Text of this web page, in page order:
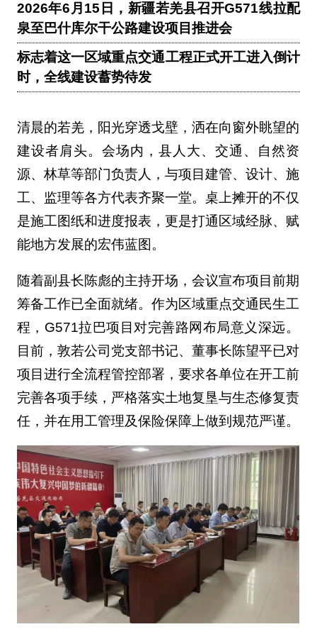
2026年6月15日，新疆若羌县召开G571线拉配
泉至巴什库尔干公路建设项目推进会
标志着这一区域重点交通工程正式开工进入倒计
时，全线建设蓄势待发
清晨的若羌，阳光穿透戈壁，洒在向窗外眺望的
建设者肩头。会场内，县人大、交通、自然资
源、林草等部门负责人，与项目建管、设计、施
工、监理等各方代表齐聚一堂。桌上摊开的不仅
是施工图纸和进度报表，更是打通区域经脉、赋
能地方发展的宏伟蓝图。
随着副县长陈彪的主持开场，会议宣布项目前期
筹备工作已全面就绪。作为区域重点交通民生工
程，G571拉巴项目对完善路网布局意义深远。
目前，敦若公司党支部书记、董事长陈望平已对
项目进行全流程管控部署，要求各单位在开工前
完善各项手续，严格落实土地复垦与生态修复责
任，并在用工管理及保险保障上做到规范严谨。